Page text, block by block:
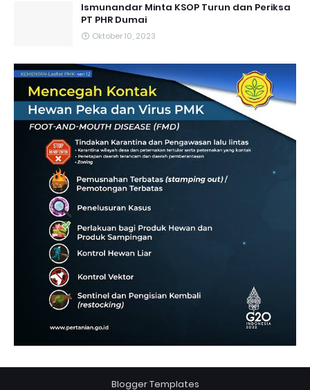
Ismunandar Minta KSOP Turun dan Periksa
PT PHR Dumai
Oktober 10, 2023
Blogger Templates